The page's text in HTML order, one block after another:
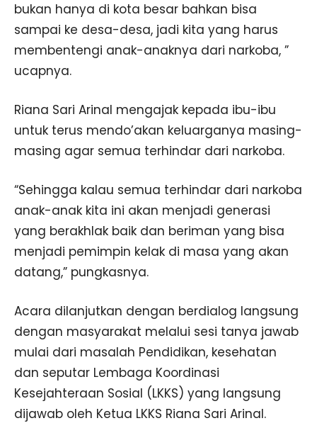
bukan hanya di kota besar bahkan bisa
sampai ke desa-desa, jadi kita yang harus
membentengi anak-anaknya dari narkoba, ”
ucapnya.
Riana Sari Arinal mengajak kepada ibu-ibu
untuk terus mendo’akan keluarganya masing-
masing agar semua terhindar dari narkoba.
“Sehingga kalau semua terhindar dari narkoba
anak-anak kita ini akan menjadi generasi
yang berakhlak baik dan beriman yang bisa
menjadi pemimpin kelak di masa yang akan
datang,” pungkasnya.
Acara dilanjutkan dengan berdialog langsung
dengan masyarakat melalui sesi tanya jawab
mulai dari masalah Pendidikan, kesehatan
dan seputar Lembaga Koordinasi
Kesejahteraan Sosial (LKKS) yang langsung
dijawab oleh Ketua LKKS Riana Sari Arinal.